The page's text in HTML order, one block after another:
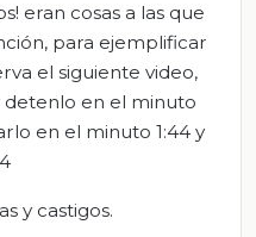
eran cosas a las que
para ejemplificar
el siguiente video,
detenlo en el minuto
en el minuto 1:44 y
y castigos.